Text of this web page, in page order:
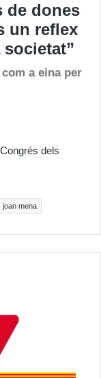
de dones
un reflex
a eina per
dels
joan mena